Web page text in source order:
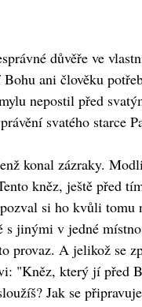
důvěře ve
Bohu ani člověku
nepostil před
svatého starce
konal zázraky.
kněz, ještě před
si ho kvůli
s jinými v jedné
provaz. A jelikož
"Kněz, který jí před
Jak se